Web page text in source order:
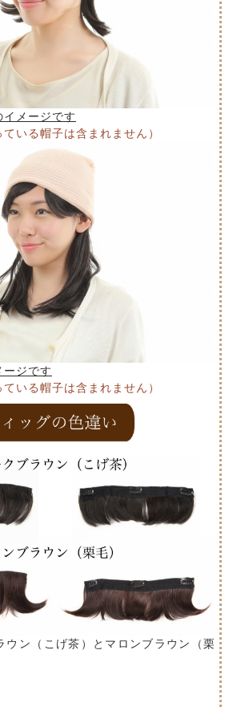
イメージです
ている帽子は含まれません）
ージです
ている帽子は含まれません）
ウン（こげ茶）とマロンブラウン（栗